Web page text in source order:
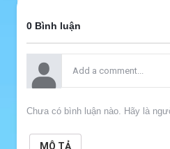
0 Bình luận
Chưa có bình luận nào. Hãy là
MÔ TẢ